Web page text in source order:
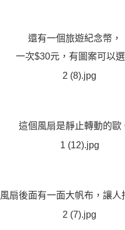
還有一個旅遊紀念幣，
一次$30元，有圖案可以選
這個風扇是靜止轉動的歐
風扇後面有一面大帆布，讓人